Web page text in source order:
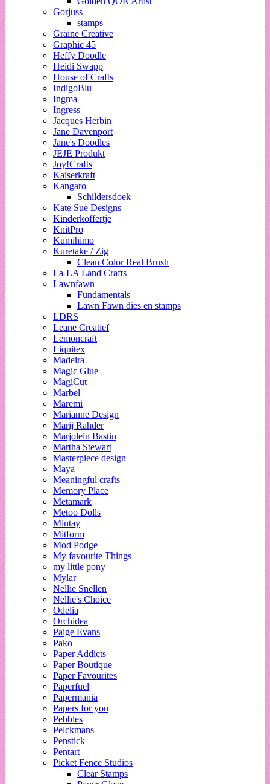
Gorjuss
stamps
Graine Creative
Graphic 45
Heffy Doodle
Heidi Swapp
House of Crafts
IndigoBlu
Ingma
Ingress
Jacques Herbin
Jane Davenport
Jane's Doodles
JEJE Produkt
Joy!Crafts
Kaiserkraft
Kangaro
Schildersdoek
Kate Sue Designs
Kinderkoffertje
KnitPro
Kumihimo
Kuretake / Zig
Clean Color Real Brush
La-LA Land Crafts
Lawnfawn
Fundamentals
Lawn Fawn dies en stamps
LDRS
Leane Creatief
Lemoncraft
Liquitex
Madeira
Magic Glue
MagiCut
Marbel
Maremi
Marianne Design
Marij Rahder
Marjolein Bastin
Martha Stewart
Masterpiece design
Maya
Meaningful crafts
Memory Place
Metamark
Metoo Dolls
Mintay
Mitform
Mod Podge
My favourite Things
my little pony
Mylar
Nellie Snellen
Nellie's Choice
Odelia
Orchidea
Paige Evans
Pako
Paper Addicts
Paper Boutique
Paper Favourites
Paperfuel
Papermania
Papers for you
Pebbles
Pelckmans
Penstick
Pentart
Picket Fence Studios
Clear Stamps